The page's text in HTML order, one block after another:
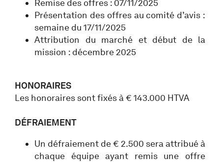
Remise des offres : 07/11/2025
Présentation des offres au comité d’avis :
semaine du 17/11/2025
Attribution du marché et début de la
mission : décembre 2025
HONORAIRES
Les honoraires sont fixés à € 143.000 HTVA
DÉFRAIEMENT
Un défraiement de € 2.500 sera attribué à
chaque équipe ayant remis une offre